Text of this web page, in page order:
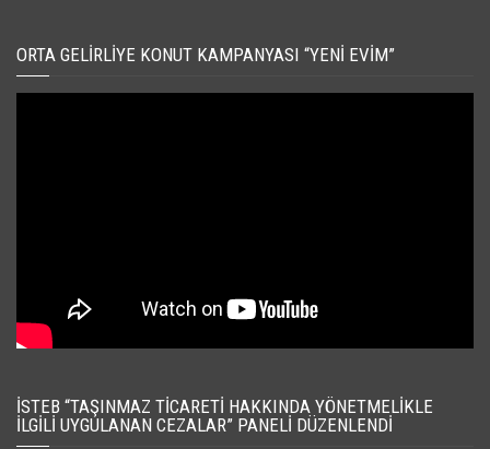
ORTA GELIRLIYE KONUT KAMPANYASI “YENI EVIM”
İSTEB “TAŞINMAZ TICARETI HAKKINDA YÖNETMELIKLE
İLGILI UYGULANAN CEZALAR” PANELI DÜZENLENDI